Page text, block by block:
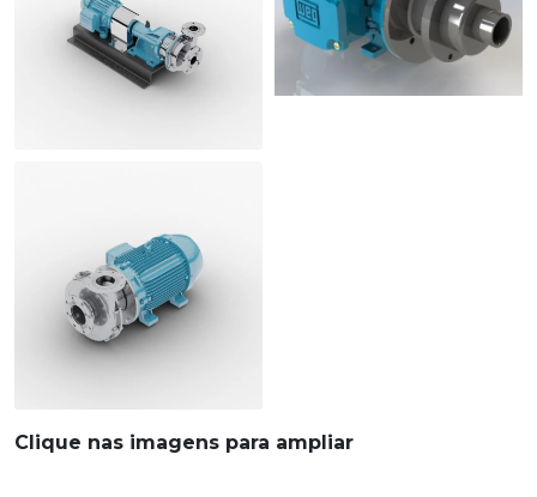
Clique nas imagens para ampliar